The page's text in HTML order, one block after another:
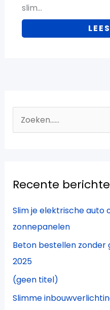
slim…
n
:
Recente
Slim je elektrische auto
zonnepanelen
Beton bestellen zonder
2025
(geen titel)
Slimme